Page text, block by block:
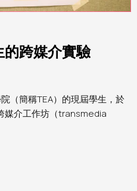
跨媒介實驗
（簡稱TEA）的現屆學生，於
媒介工作坊（transmedia